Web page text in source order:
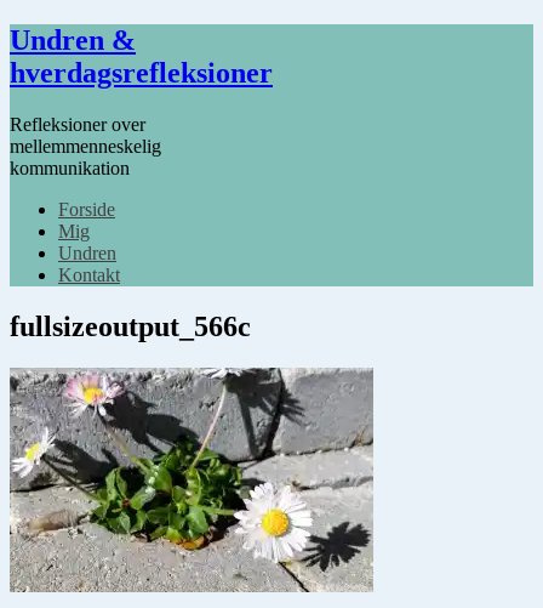
Undren &
hverdagsrefleksioner
Refleksioner over
mellemmenneskelig
kommunikation
Forside
Mig
Undren
Kontakt
fullsizeoutput_566c